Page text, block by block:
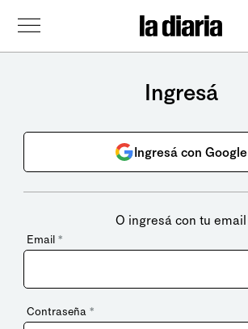
Ingresá
Ingresá con Google
O ingresá con tu email
Email *
Contraseña *